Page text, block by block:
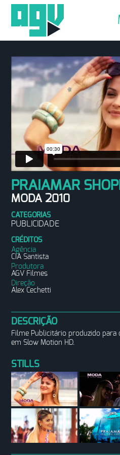
PRAIAMAR
MODA 2010
CATEGORIAS
PUBLICIDADE
CRÉDITOS
Agência
CIA Santista
Produtora
AGV Filmes
Direção
Alex Cechetti
DESCRIÇÃO
Filme Publicitário produzido para
em Slow Motion HD.
STILLS